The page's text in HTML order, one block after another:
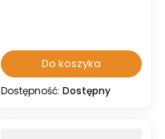
Do koszyka
Dostępność: Dostępny